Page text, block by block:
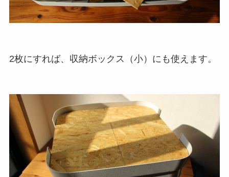
2枚にすれば、収納ボックス（小）にも使えます。